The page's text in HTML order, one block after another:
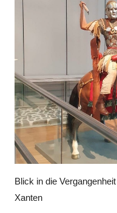
Blick in die
Xanten